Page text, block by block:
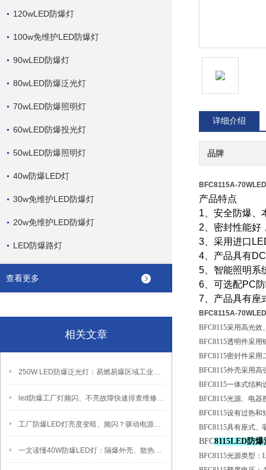
120wLED防爆灯
100w免维护LED防爆灯
90wLED防爆灯
80wLED防爆泛光灯
70wLED防爆照明灯
60wLED防爆投光灯
50wLED防爆照明灯
40w防爆LED灯
30w免维护LED防爆灯
20w免维护LED防爆灯
LED防爆路灯
查看更多
相关文章
250W LED防爆泛光灯：易燃易爆区域工业固定照明装置
led防爆工厂灯频闪、不亮故障快速排查维修方法
工厂防爆LED灯亮度变暗、频闪？驱动电源故障检修方法
一文读懂40W防爆LED灯：隔爆外壳、散热、防爆认证原理
详细介绍
品牌
BFC8115A-
产品特点
1、安全防爆、
2、密封性能好
3、采用进口
4、产品具有
5、智能照明系
6、可选配PC
7、产品具有座
BFC8115A-
BFC8115采用高光
BFC8115透明件采
BFC8115密封件采
BFC8115外壳采用
BFC8115一体式结
BFC8115光源、电
BFC8115设有过热
BFC8115具有座式
BFC8115LED防
BFC8115光源类型：